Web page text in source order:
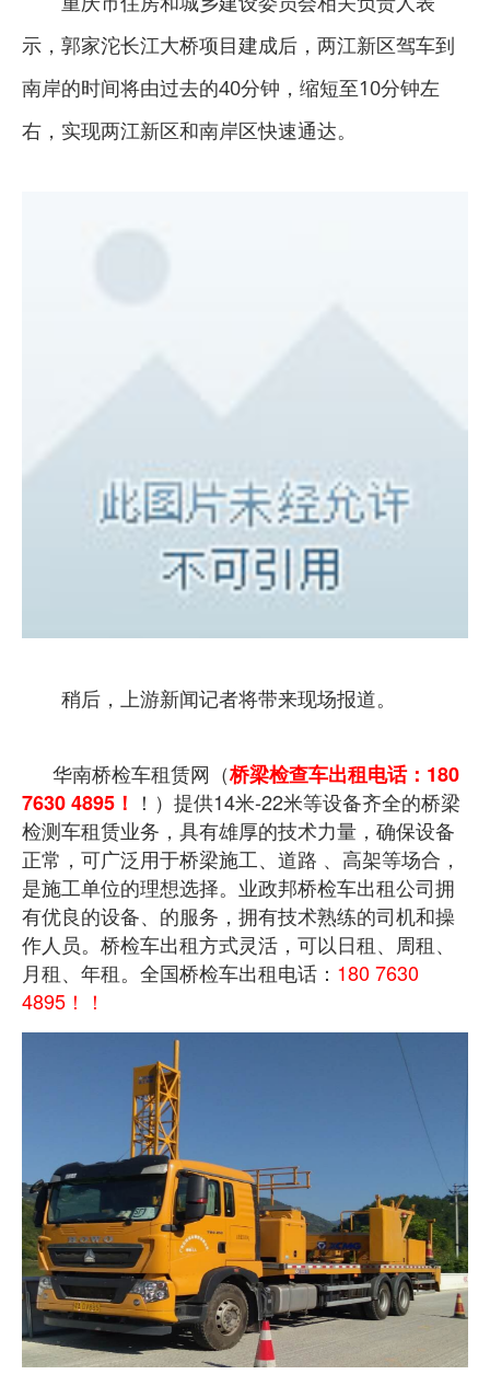
示，郭家沱长江大桥项目建成后，两江新区驾车到
南岸的时间将由过去的40分钟，缩短至10分钟左
右，实现两江新区和南岸区快速通达。
稍后，上游新闻记者将带来现场报道。
华南桥检车租赁网（桥梁检查车出租电话：180
7630 4895！ ！）提供14米-22米等设备齐全的桥梁
检测车租赁业务，具有雄厚的技术力量，确保设备
正常，可广泛用于桥梁施工、道路 、高架等场合，
是施工单位的理想选择。业政邦桥检车出租公司拥
有优良的设备、的服务，拥有技术熟练的司机和操
作人员。桥检车出租方式灵活，可以日租、周租、
月租、年租。全国桥检车出租电话： 180 7630
4895！！